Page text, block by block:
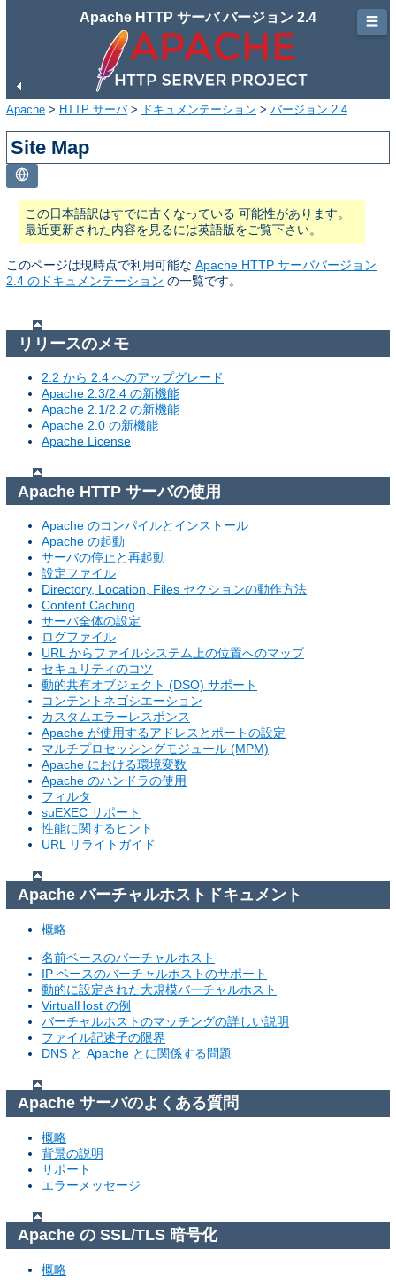
Apache HTTP サーバ バージョン 2.4
Apache > HTTP サーバ> ドキュメンテーション > バージョン 2.4
Site Map
この日本語訳はすでに古くなっている 可能性があります。
最近更新された内容を見るには英語版をご覧下さい。
このページは現時点で利用可能な Apache HTTP サーババージョン
2.4 のドキュメンテーション の一覧です。
リリースのメモ
2.2 から 2.4 へのアップグレード
Apache 2.3/2.4 の新機能
Apache 2.1/2.2 の新機能
Apache 2.0 の新機能
Apache License
Apache HTTP サーバの使用
Apache のコンパイルとインストール
Apache の起動
サーバの停止と再起動
設定ファイル
Directory, Location, Files セクションの動作方法
Content Caching
サーバ全体の設定
ログファイル
URL からファイルシステム上の位置へのマップ
セキュリティのコツ
動的共有オブジェクト (DSO) サポート
コンテントネゴシエーション
カスタムエラーレスポンス
Apache が使用するアドレスとポートの設定
マルチプロセッシングモジュール (MPM)
Apache における環境変数
Apache のハンドラの使用
フィルタ
suEXEC サポート
性能に関するヒント
URL リライトガイド
Apache バーチャルホストドキュメント
概略
名前ベースのバーチャルホスト
IP ベースのバーチャルホストのサポート
動的に設定された大規模バーチャルホスト
VirtualHost の例
バーチャルホストのマッチングの詳しい説明
ファイル記述子の限界
DNS と Apache とに関係する問題
Apache サーバのよくある質問
概略
背景の説明
サポート
エラーメッセージ
Apache の SSL/TLS 暗号化
概略
☰